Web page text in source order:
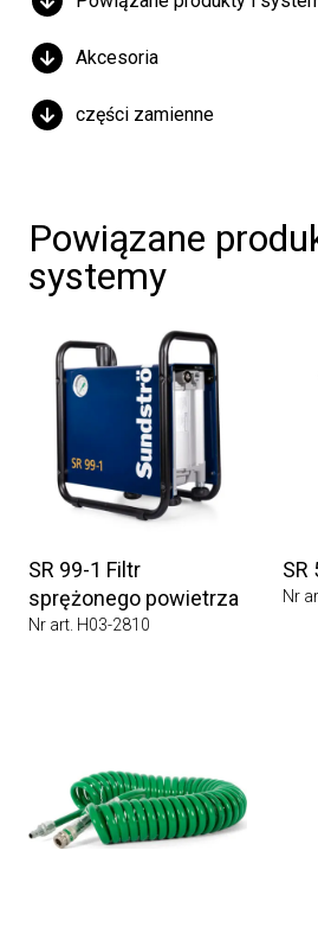
Akcesoria
części zamienne
Powiązane
systemy
SR 99-1 Filtr
sprężonego powietrza
Nr art. H03-2810
SR
Nr